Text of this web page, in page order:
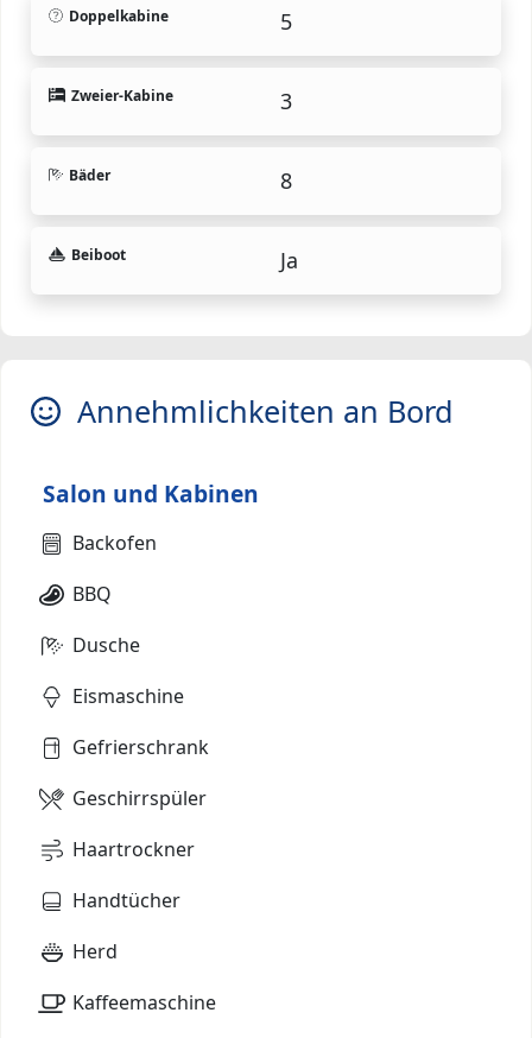
Doppelkabine 5
Zweier-Kabine 3
Bäder 8
Beiboot Ja
Annehmlichkeiten an Bord
Salon und Kabinen
Backofen
BBQ
Dusche
Eismaschine
Gefrierschrank
Geschirrspüler
Haartrockner
Handtücher
Herd
Kaffeemaschine